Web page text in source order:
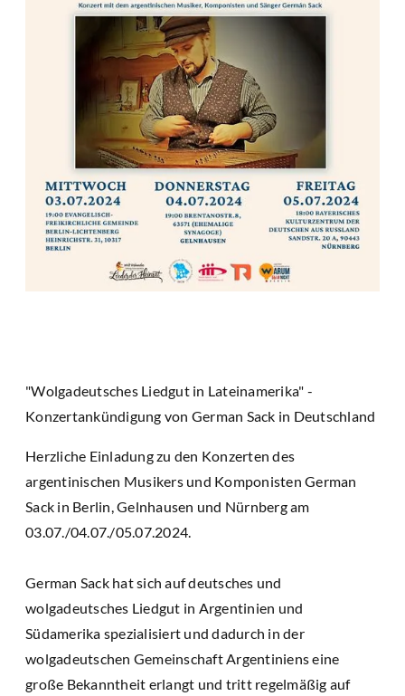
"Wolgadeutsches Liedgut in Lateinamerika" -
Konzertankündigung von German Sack in Deutschland
Herzliche Einladung zu den Konzerten des
argentinischen Musikers und Komponisten German
Sack in Berlin, Gelnhausen und Nürnberg am
03.07./04.07./05.07.2024.
German Sack hat sich auf deutsches und
wolgadeutsches Liedgut in Argentinien und
Südamerika spezialisiert und dadurch in der
wolgadeutschen Gemeinschaft Argentiniens eine
große Bekanntheit erlangt und tritt regelmäßig auf